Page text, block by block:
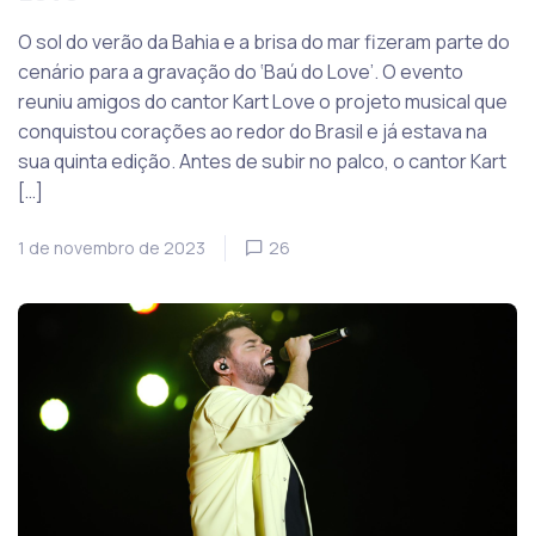
O sol do verão da Bahia e a brisa do mar fizeram parte do
cenário para a gravação do ‘Baú do Love’. O evento
reuniu amigos do cantor Kart Love o projeto musical que
conquistou corações ao redor do Brasil e já estava na
sua quinta edição. Antes de subir no palco, o cantor Kart
[…]
1 de novembro de 2023 26